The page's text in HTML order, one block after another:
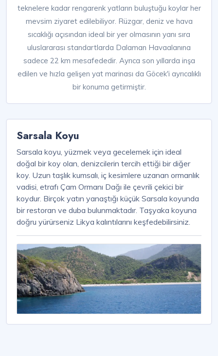
teknelere kadar rengarenk yatların buluştuğu koylar her
mevsim ziyaret edilebiliyor. Rüzgar, deniz ve hava
sıcaklığı açısından ideal bir yer olmasının yanı sıra
uluslararası standartlarda Dalaman Havaalanına
sadece 22 km mesafededir. Ayrıca son yıllarda inşa
edilen ve hızla gelişen yat marinası da Göcek'i ayrıcalıklı
bir konuma getirmiştir.
Sarsala Koyu
Sarsala koyu, yüzmek veya gecelemek için ideal
doğal bir koy olan, denizcilerin tercih ettiği bir diğer
koy. Uzun taşlık kumsalı, iç kesimlere uzanan ormanlık
vadisi, etrafı Çam Ormanı Dağı ile çevrili çekici bir
koydur. Birçok yatın yanaştığı küçük Sarsala koyunda
bir restoran ve duba bulunmaktadır. Taşyaka koyuna
doğru yürürseniz Likya kalıntılarını keşfedebilirsiniz.